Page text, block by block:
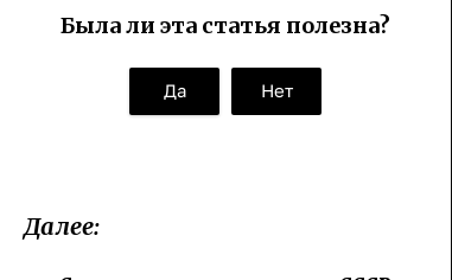
Была ли эта статья полезна?
Да Нет
Далее: